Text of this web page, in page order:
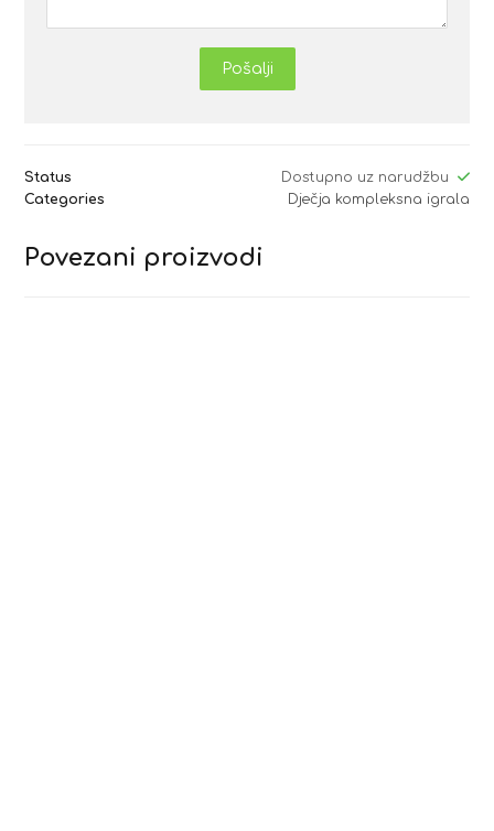
Pošalji
Status
Dostupno uz narudžbu
Categories
Dječja kompleksna igrala
Povezani proizvodi